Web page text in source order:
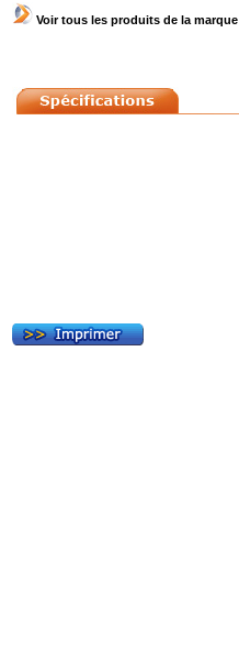
Voir tous les produits de la marque